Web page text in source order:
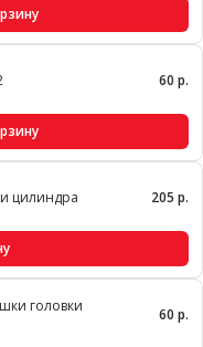
60 р.
цилиндра 205 р.
головки
60 р.